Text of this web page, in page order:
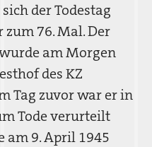
der Todestag
76. Mal. Der
am Morgen
des KZ
Tag zuvor war er in
Tode verurteilt
am 9. April 1945